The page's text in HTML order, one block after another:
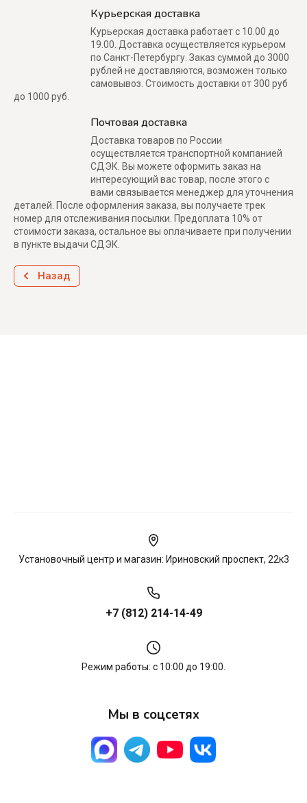
Курьерская доставка
Курьерская доставка работает с 10.00 до
19.00. Доставка осуществляется курьером
по Санкт-Петербургу. Заказ суммой до 3000
рублей не доставляются, возможен только
самовывоз. Стоимость доставки от 300 руб
до 1000 руб.
Почтовая доставка
Доставка товаров по России
осуществляется транспортной компанией
СДЭК. Вы можете оформить заказ на
интересующий вас товар, после этого с
вами связывается менеджер для уточнения
деталей. После оформления заказа, вы получаете трек
номер для отслеживания посылки. Предоплата 10% от
стоимости заказа, остальное вы оплачиваете при получении
в пункте выдачи СДЭК.
Назад
Установочный центр и магазин: Ириновский проспект, 22к3
+7 (812) 214-14-49
Режим работы: с 10:00 до 19:00.
Мы в соцсетях